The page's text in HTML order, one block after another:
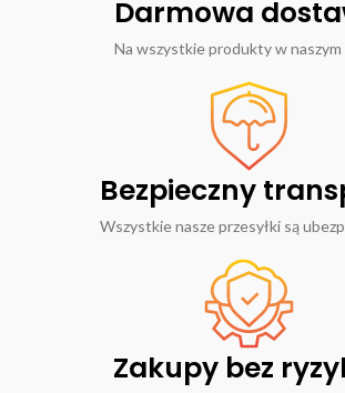
Darmowa
Na wszystkie produkty w
Bezpieczny
Wszystkie nasze przesyłki są
Zakupy bez